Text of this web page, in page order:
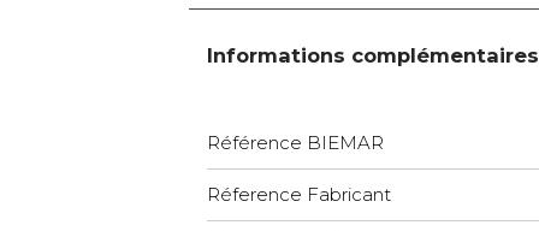
Informations complémentaires
Référence BIEMAR
Réference Fabricant